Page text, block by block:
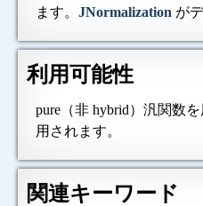
ます。 JNormalization が
利用可能性
pure（非 hybrid）汎関数
用されます。
関連キーワード